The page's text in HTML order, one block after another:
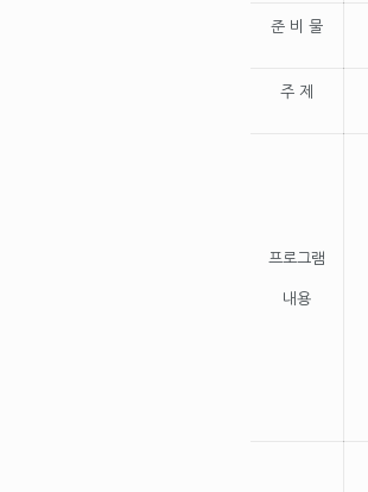
준 비 물
주 제
프로그램
내용